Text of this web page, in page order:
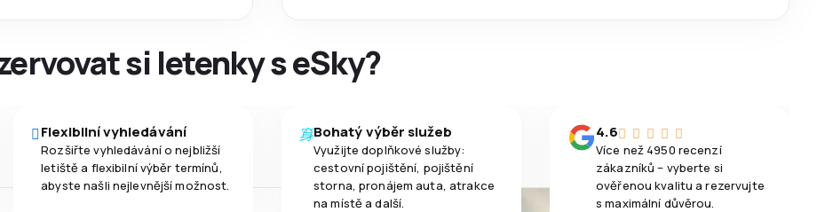
si letenky s eSky?
Flexibilní vyhledávání
Rozšiřte vyhledávání o nejbližší
letiště a flexibilní výběr termínů,
abyste našli nejlevnější možnost.
Bohatý výběr služeb
Využijte doplňkové služby:
cestovní pojištění, pojištění
storna, pronájem auta, atrakce
na místě a další.
4.6
Více než 4950 recenzí
zákazníků – vyberte si
ověřenou kvalitu a rezervujte
s maximální důvěrou.